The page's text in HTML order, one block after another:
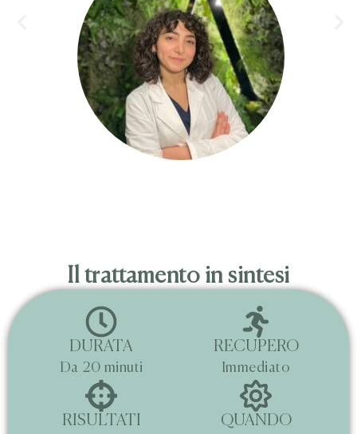
Il trattamento in sintesi
DURATA
Da 20 minuti
RECUPERO
Immediato
RISULTATI QUANDO